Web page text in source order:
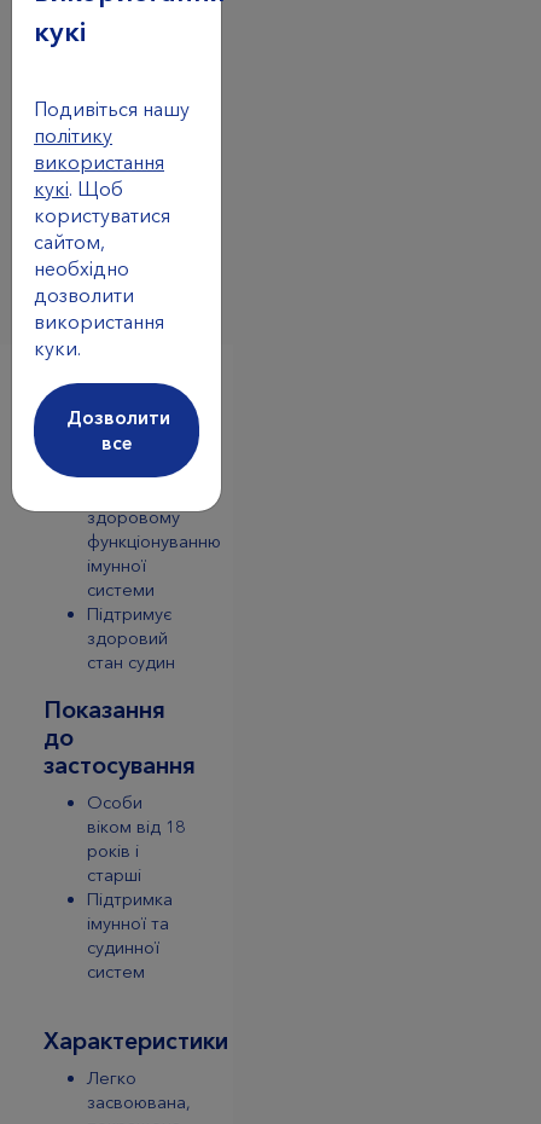
* За винятком тих
випадкiв, коли вони
вказани у складi.
Переваги
здоровому
функціонуванню
імунної
системи
Підтримує
здоровий
стан судин
Показання
до
застосування
Особи
віком від 18
років і
старші
Підтримка
імунної та
судинної
систем
Характеристики
Легко
засвоювана,
кукі
Подивіться нашу
політику
використання
кукі. Щоб
користуватися
сайтом,
необхідно
дозволити
використання
куки.
Дозволити
все